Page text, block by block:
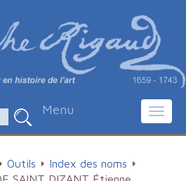
Menu
Outils
Index des noms